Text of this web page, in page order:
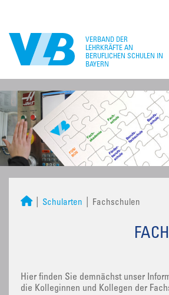
Schularten Fachschulen
Hier finden Sie demnächst unser
die Kolleginnen und Kollegen der